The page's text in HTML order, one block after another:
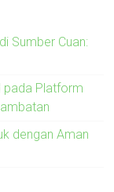
Sumber Cuan:
pada Platform
dengan Aman